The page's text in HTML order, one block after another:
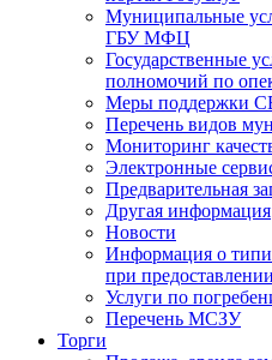
Муниципальные
ГБУ МФЦ
Государственные
полномочий по
Меры поддержки
Перечень видов
Мониторинг
Электронные
Предварительная
Другая информация
Новости
Информация о
при
Услуги по
Перечень МСЗУ
Торги